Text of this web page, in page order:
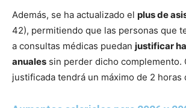
Además, se ha actualizado el plus de
42), permitiendo que las personas que
a consultas médicas puedan justificar
anuales sin perder dicho complemento.
justificada tendrá un máximo de 2 horas